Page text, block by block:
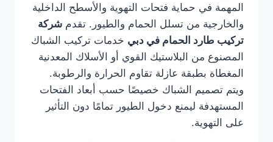
المهمة في حماية فتحات التهوية والأسطح الداخلية
والخارجية من تسلل الحمام والطيور. تقدم شركة
تركيب طارد الحمام في دبي خدمات تركيب الشباك
المصنوع من البلاستيك القوي أو الأسلاك المعدنية
المغطاة بطبقة عازلة تقاوم الحرارة والرطوبة.
ويتم تصميم الشباك خصيصًا حسب أبعاد الفتحات
المستهدفة ليمنع دخول الطيور تمامًا دون التأثير
على التهوية.